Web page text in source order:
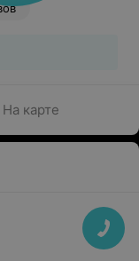
На карте